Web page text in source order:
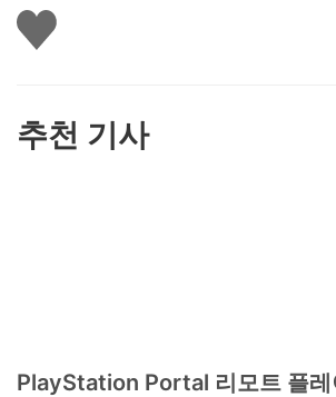
좋
아
추천 기사
PlayStation Portal 리모트 플레